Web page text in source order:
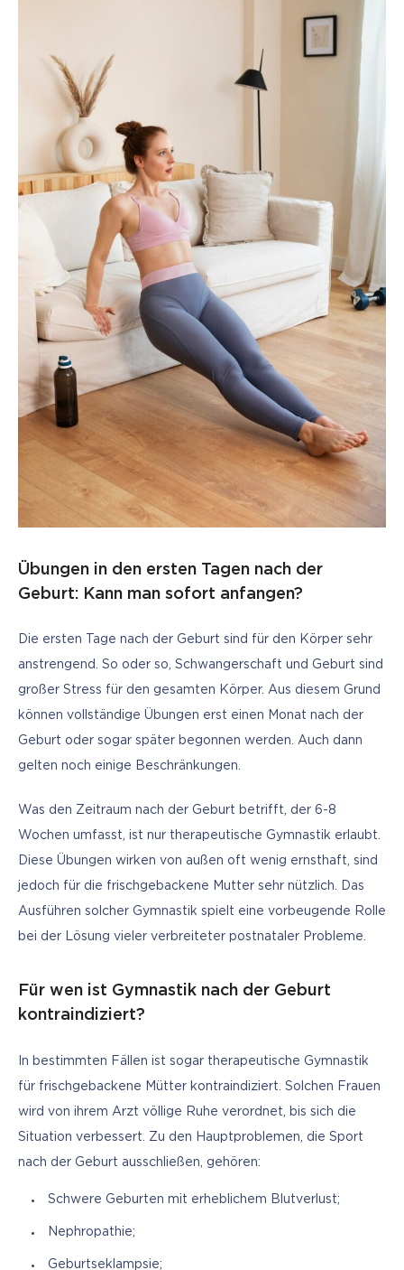
Übungen in den ersten Tagen nach der
Geburt: Kann man sofort anfangen?
Die ersten Tage nach der Geburt sind für den Körper sehr
anstrengend. So oder so, Schwangerschaft und Geburt sind
großer Stress für den gesamten Körper. Aus diesem Grund
können vollständige Übungen erst einen Monat nach der
Geburt oder sogar später begonnen werden. Auch dann
gelten noch einige Beschränkungen.
Was den Zeitraum nach der Geburt betrifft, der 6-8
Wochen umfasst, ist nur therapeutische Gymnastik erlaubt.
Diese Übungen wirken von außen oft wenig ernsthaft, sind
jedoch für die frischgebackene Mutter sehr nützlich. Das
Ausführen solcher Gymnastik spielt eine vorbeugende Rolle
bei der Lösung vieler verbreiteter postnataler Probleme.
Für wen ist Gymnastik nach der Geburt
kontraindiziert?
In bestimmten Fällen ist sogar therapeutische Gymnastik
für frischgebackene Mütter kontraindiziert. Solchen Frauen
wird von ihrem Arzt völlige Ruhe verordnet, bis sich die
Situation verbessert. Zu den Hauptproblemen, die Sport
nach der Geburt ausschließen, gehören:
Schwere Geburten mit erheblichem Blutverlust;
Nephropathie;
Geburtseklampsie;